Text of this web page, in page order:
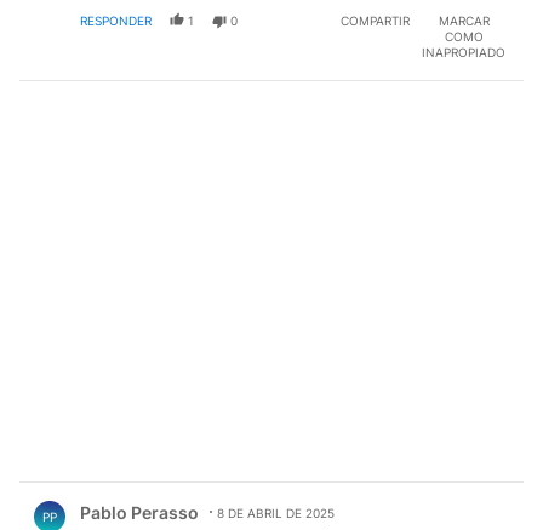
RESPONDER 1 0 COMPARTIR
MARCAR
COMO
INAPROPIADO
PP Pablo Perasso 8 DE ABRIL DE 2025